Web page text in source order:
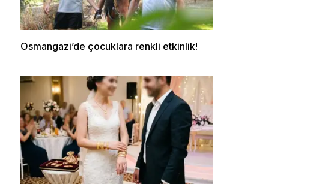
Osmangazi’de çocuklara renkli etkinlik!